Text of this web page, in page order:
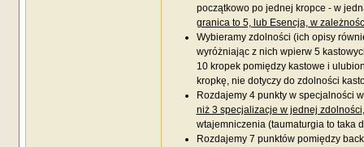
początkowo po jednej kropce - w
granica to 5, lub Esencja, w
Wybieramy zdolności (ich opisy
wyróżniając z nich wpierw 5
10 kropek pomiędzy kastowe i
kropkę, nie dotyczy do zdolności
Rozdajemy 4 punkty w specjalności
niż 3 specjalizacje w jednej zdolności
wtajemniczenia (taumaturgia to taka
Rozdajemy 7 punktów pomiędzy